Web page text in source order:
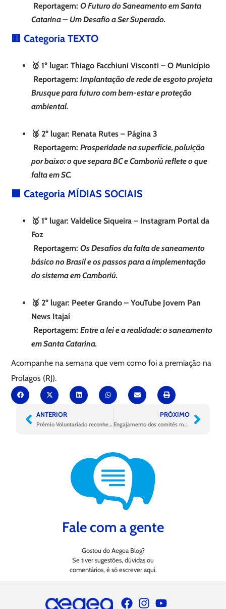
Reportagem:O Futuro do Saneamento em Santa
Catarina – Um Desafio a Ser Superado.
🟥 Categoria TEXTO
🥇 1º lugar: Thiago Facchiuni Visconti – O Município
Reportagem:Implantação de rede de esgoto projeta
Brusque para futuro com bem-estar e proteção
ambiental.
🥈 2º lugar: Renata Rutes – Página 3
Reportagem:Prosperidade na superfície, poluição
por baixo: o que separa BC e Camboriú reflete o que
falta em SC.
🟩 Categoria MÍDIAS SOCIAIS
🥇 1º lugar: Valdelice Siqueira – Instagram Portal da
Foz
Reportagem:Os Desafios da falta de saneamento
básico no Brasil e os passos para a implementação
do sistema em Camboriú.
🥈 2º lugar: Peeter Grando – YouTube Jovem Pan
News Itajaí
Reportagem:Entre a lei e a realidade: o saneamento
em Santa Catarina.
Acompanhe na semana que vem como foi a premiação na
Prolagos (RJ).
ANTERIOR
Prêmio Voluntariado reconhece ações do bem que transformam realidades
PRÓXIMO
Engajamento dos comitês marca mês da diversidade racial na Aegea
Fale com a gente
Gostou do Aegea Blog?
Se tiver sugestões, dúvidas ou
comentários, é só escrever aqui.